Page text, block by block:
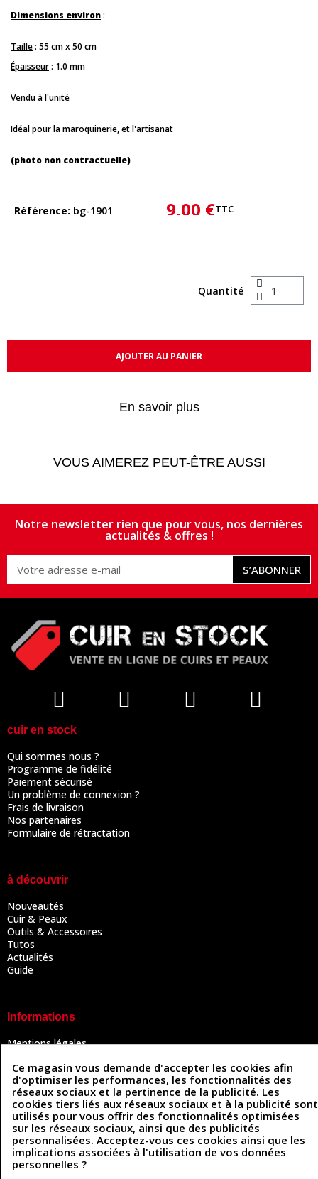
Dimensions environ:
Taille: 55 cm x 50 cm
Épaisseur: 1.0 mm
Vendu à l'unité
Idéal pour la maroquinerie, et l'artisanat
(photo non contractuelle)
Référence bg-1901 9,00 €TTC
Quantité
AJOUTER AU PANIER
En savoir plus
VOUS AIMEREZ PEUT-ÊTRE AUSSI
Notre newsletter rien que pour vous, nos dernières
actualités & offres !
S’ABONNER
cuir en stock
Qui sommes nous ?
Programme de fidélité
Paiement sécurisé
Un problème de connexion ?
Frais de livraison
Nos partenaires
Formulaire de rétractation
à découvrir
Nouveautés
Cuir & Peaux
Outils & Accessoires
Tutos
Actualités
Guide
Informations
Mentions légales
Politique de confidentialité
Politique des cookies
Contactez-nous
Coordonnées
493 Chemin de Catougnac
Ce magasin vous demande d'accepter les cookies afin
d'optimiser les performances, les fonctionnalités des
réseaux sociaux et la pertinence de la publicité. Les
cookies tiers liés aux réseaux sociaux et à la publicité sont
utilisés pour vous offrir des fonctionnalités optimisées
sur les réseaux sociaux, ainsi que des publicités
personnalisées. Acceptez-vous ces cookies ainsi que les
implications associées à l'utilisation de vos données
personnelles ?